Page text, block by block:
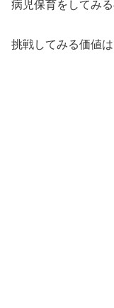
病児保育をしてみ
挑戦してみる価値